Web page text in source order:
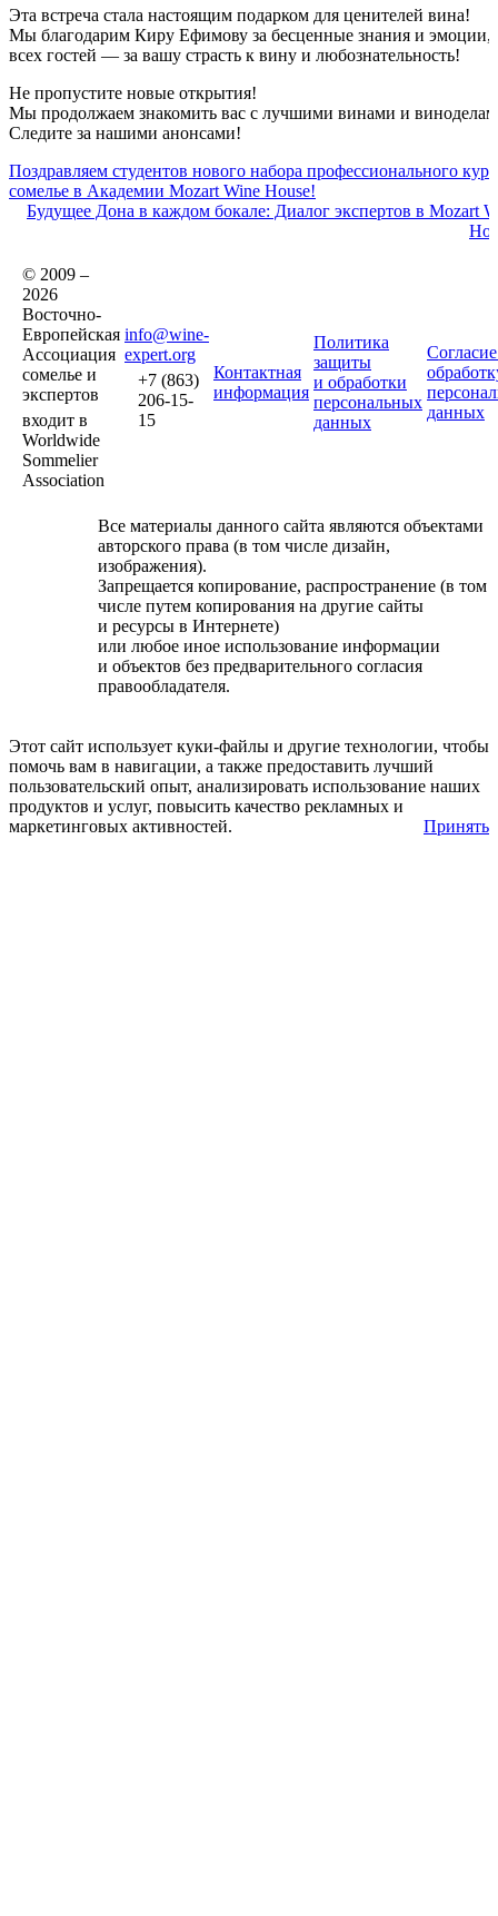
Эта встреча стала настоящим подарком для ценителей вина!
Мы благодарим Киру Ефимову за бесценные знания и эмоции,
всех гостей — за вашу страсть к вину и любознательность!
Не пропустите новые открытия!
Мы продолжаем знакомить вас с лучшими винами и
Следите за нашими анонсами!
Поздравляем студентов нового набора профессионального
сомелье в Академии Mozart Wine House!
Будущее Дона в каждом бокале: Диалог экспертов в Mozart
© 2009 –
2026
Восточно-
Европейская
Ассоциация
сомелье и
экспертов
входит в
Worldwide
Sommelier
Association
info@wine-
expert.org
+7 (863)
206-15-
15
Контактная
информация
Политика
защиты
и обработки
персональных
данных
данных
Все материалы данного сайта являются объектами
авторского права (в том числе дизайн,
изображения).
Запрещается копирование, распространение (в том
числе путем копирования на другие сайты
и ресурсы в Интернете)
или любое иное использование информации
и объектов без предварительного согласия
правообладателя.
Этот сайт использует куки-файлы и другие технологии, чтобы
помочь вам в навигации, а также предоставить лучший
пользовательский опыт, анализировать использование наших
продуктов и услуг, повысить качество рекламных и
маркетинговых активностей.
Принять